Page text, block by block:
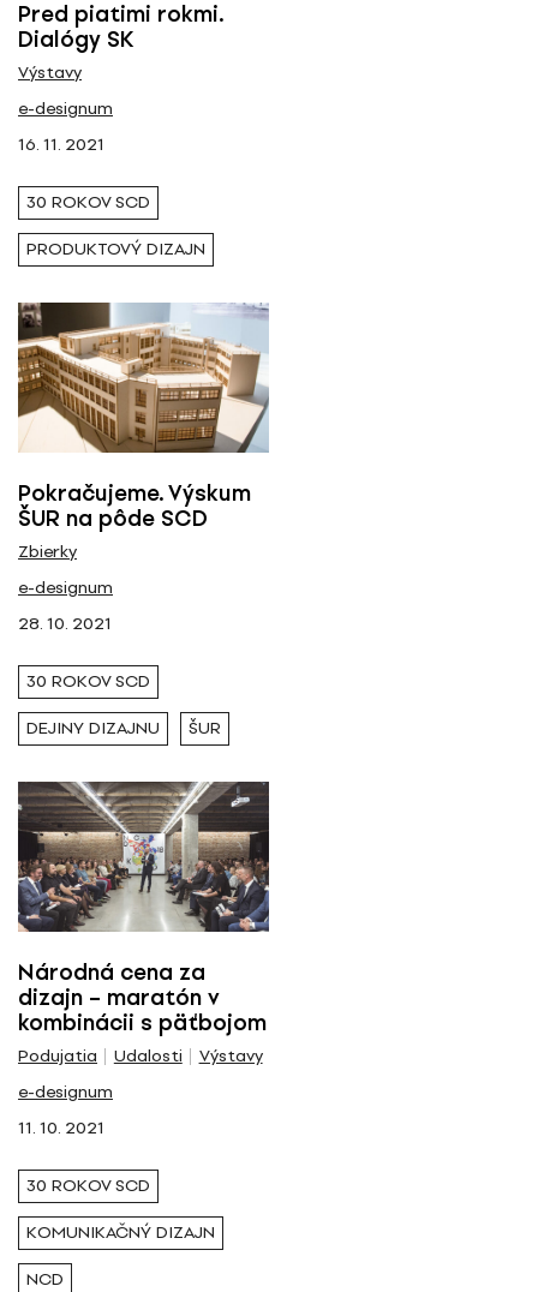
Pred piatimi rokmi.
Dialógy SK
Výstavy
e-designum
16. 11. 2021
30 ROKOV SCD
PRODUKTOVÝ DIZAJN
Pokračujeme. Výskum
ŠUR na pôde SCD
Zbierky
e-designum
28. 10. 2021
30 ROKOV SCD
DEJINY DIZAJNU ŠUR
Národná cena za
dizajn – maratón v
kombinácii s päťbojom
Podujatia Udalosti
Výstavy
e-designum
11. 10. 2021
30 ROKOV SCD
KOMUNIKAČNÝ DIZAJN
NCD